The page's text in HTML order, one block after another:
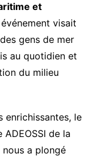
et
visait
gens de mer
au quotidien et
du milieu
enrichissantes, le
de la
a plongé